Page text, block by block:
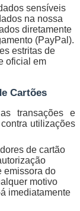
sensíveis
na nossa
diretamente
(PayPal).
estritas de
oficial em
Cartões
transações e
utilizações
de cartão
emissora do
motivo
imediatamente